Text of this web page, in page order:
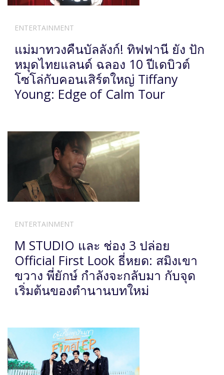
ENTERTAINMENT
แม่มาทวงคืนบัลลังก์! ทิฟฟานี ยัง ปัก
หมุดไทยแลนด์ ฉลอง 10 ปีเดบิวต์
โซโล่กับคอนเสิร์ตใหญ่ Tiffany
Young: Edge of Calm Tour
ENTERTAINMENT
M STUDIO และ ช่อง 3 ปล่อย
Official First Look ธี่หยด: สมิงเขา
ขวาง พี่ยักษ์ กำลังจะกลับมา กับจุด
เริ่มต้นของตำนานบทใหม่